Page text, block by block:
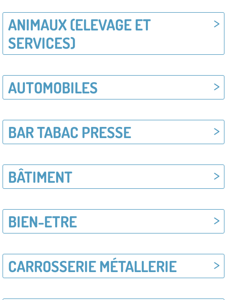
ANIMAUX (ELEVAGE ET
SERVICES)
AUTOMOBILES
BAR TABAC PRESSE
BÂTIMENT
BIEN-ETRE
CARROSSERIE MÉTALLERIE